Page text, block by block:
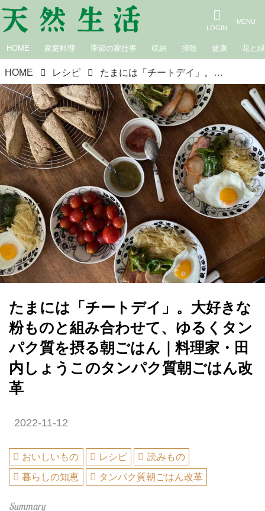
HOME 家庭料理 季節の家仕事 収納 掃除 健康 花と緑
HOME レシピ たまには「チートデイ」。大好きな粉ものと組み合わせて、ゆるくタンパク質を摂る朝ごはん｜料理家・田内しょうこのタンパク質朝ごはん改革
たまには「チートデイ」。大好きな
粉ものと組み合わせて、ゆるくタン
パク質を摂る朝ごはん｜料理家・田
内しょうこのタンパク質朝ごはん改
革
2022-11-12
おいしいもの レシピ
読みもの
暮らしの知恵
タンパク質朝ごはん改革